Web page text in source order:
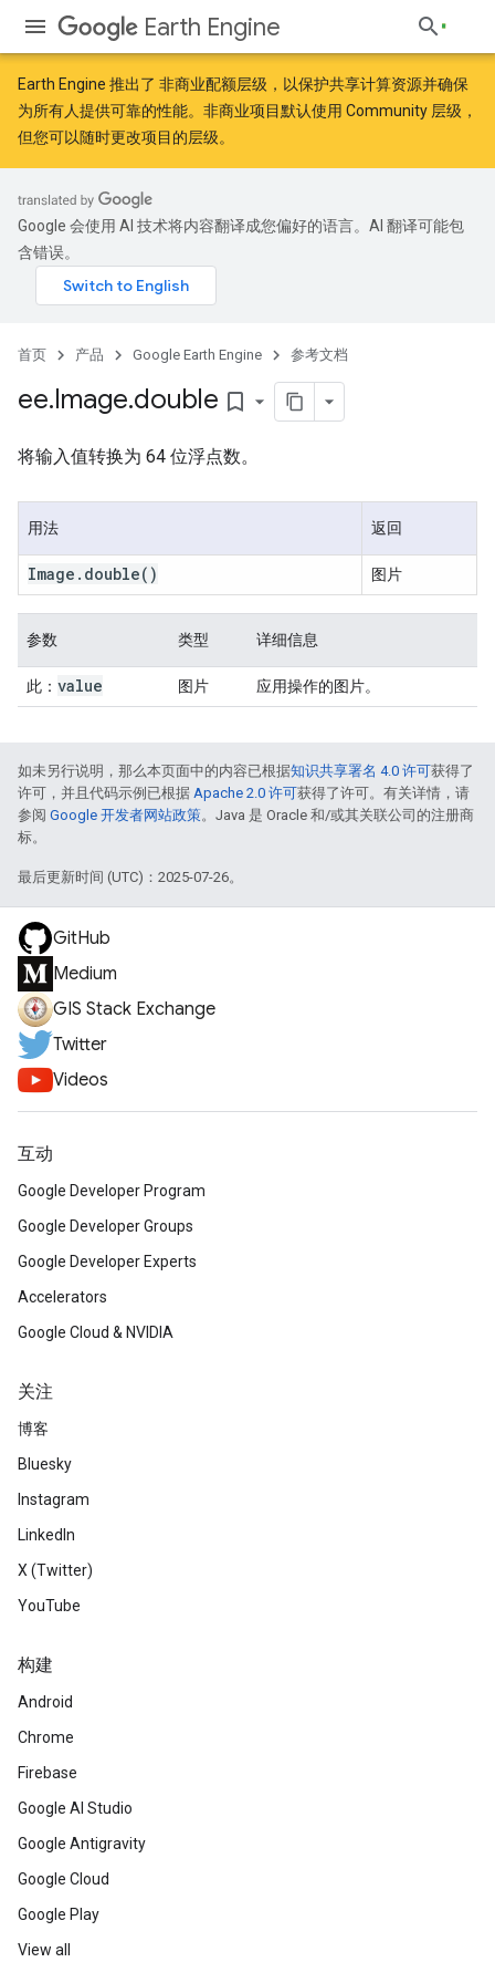
Earth Engine
Earth Engine 推出了 非商业配额层级 ，以保护共享计算资源并确保
为所有人提供可靠的性能。非商业项目默认使用 Community 层级，
但您可以随时更改项目的层级。
Google 会使用 AI 技术将内容翻译成您偏好的语言。AI 翻译可能包
含错误。
首页 产品 Google Earth Engine 参考文档
ee.Image.double bookmark_border
将输入值转换为 64 位浮点数。
用法 返回
Image . double() 图片
参数 类型 详细信息
此： value 图片 应用操作的图片。
如未另行说明，那么本页面中的内容已根据知识共享署名 4.0 许可获得了
许可，并且代码示例已根据 Apache 2.0 许可获得了许可。有关详情，请
参阅 Google 开发者网站政策。Java 是 Oracle 和/或其关联公司的注册商
标。
最后更新时间 (UTC)：2025-07-26。
GitHub
Medium
GIS Stack Exchange
Twitter
Videos
互动
Google Developer Program
Google Developer Groups
Google Developer Experts
Accelerators
Google Cloud & NVIDIA
关注
博客
Bluesky
Instagram
LinkedIn
X (Twitter)
YouTube
构建
Android
Chrome
Firebase
Google AI Studio
Google Antigravity
Google Cloud
Google Play
View all